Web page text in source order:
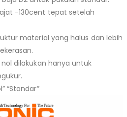
-130cent tepat setelah
material yang halus dan lebih
dilakukan hanya untuk
“Standar”